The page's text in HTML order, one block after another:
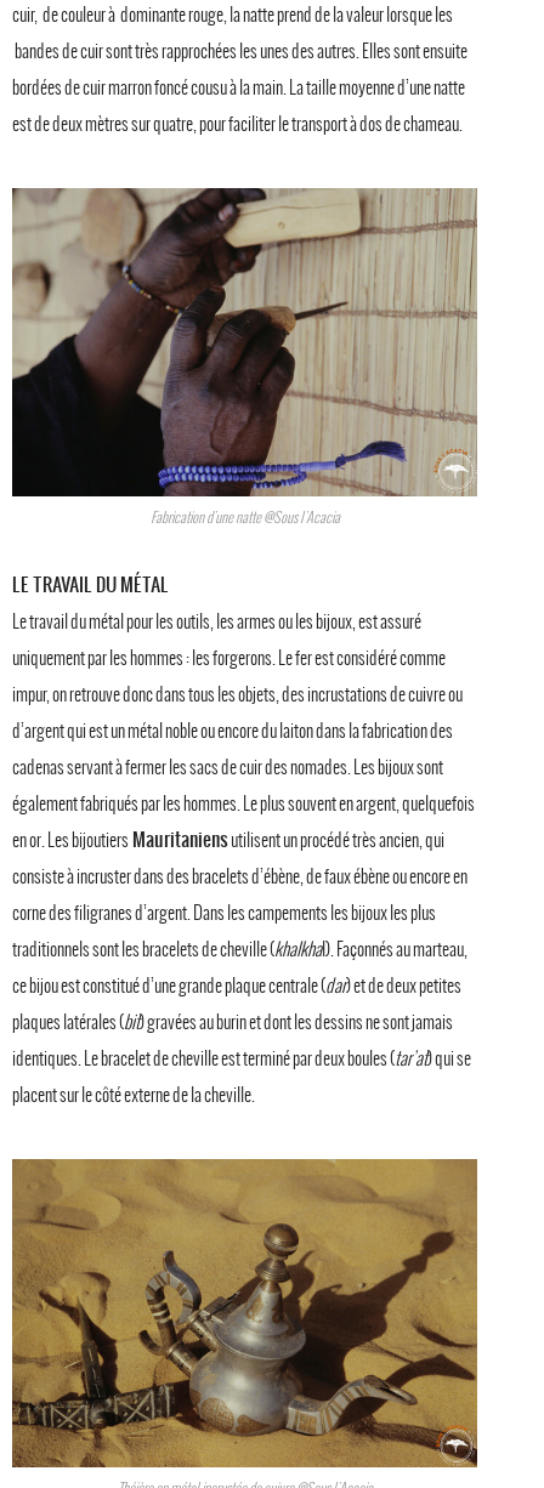
cuir, de couleur à dominante rouge, la natte prend de la valeur lorsque les
bandes de cuir sont très rapprochées les unes des autres. Elles sont ensuite
bordées de cuir marron foncé cousu à la main. La taille moyenne d’une natte
est de deux mètres sur quatre, pour faciliter le transport à dos de chameau.
Fabrication d'une natte @Sous l'Acacia
LE TRAVAIL DU MÉTAL
Le travail du métal pour les outils, les armes ou les bijoux, est assuré
uniquement par les hommes : les forgerons. Le fer est considéré comme
impur, on retrouve donc dans tous les objets, des incrustations de cuivre ou
d’argent qui est un métal noble ou encore du laiton dans la fabrication des
cadenas servant à fermer les sacs de cuir des nomades. Les bijoux sont
également fabriqués par les hommes. Le plus souvent en argent, quelquefois
en or. Les bijoutiers Mauritaniensutilisent un procédé très ancien, qui
consiste à incruster dans des bracelets d’ébène, de faux ébène ou encore en
corne des filigranes d’argent. Dans les campements les bijoux les plus
traditionnels sont les bracelets de cheville (khalkhal). Façonnés au marteau,
ce bijou est constitué d’une grande plaque centrale (dar) et de deux petites
plaques latérales (bit) gravées au burin et dont les dessins ne sont jamais
identiques. Le bracelet de cheville est terminé par deux boules (tar’at) qui se
placent sur le côté externe de la cheville.